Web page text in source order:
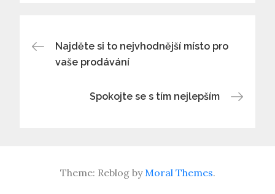
Navigace
příspěvek
Najděte si to nejvhodnější místo pro
vaše prodávání
Spokojte se s tím nejlepším
Theme: Reblog byMoral Themes.